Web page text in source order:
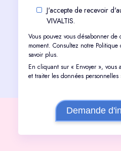
J'accepte de recevoir
VIVALTIS.
Vous pouvez vous désabonner de
moment. Consultez notre Politique
savoir plus.
En cliquant sur « Envoyer », vous
et traiter les données personnelles